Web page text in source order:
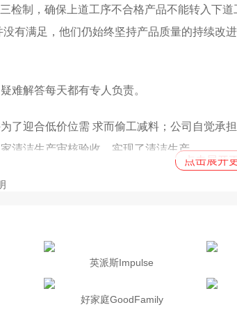
检制，确保上道工序不合格产品不能转入下
有满足，他们仍始终坚持产品质量的持续改
难解答每天都有专人负责。
了迎合低价位需 求而偷工减料；公司自觉承
清洁生产审核验收，实现了清洁生产。
范，从而丰富了佳美企业文化内涵，提高了
美产品。佳美产品已销往美国、法国、西班
研发制造的健身器材走出国门的梦想，佳美人
点击展开
英派斯Impulse
好家庭GoodFamily